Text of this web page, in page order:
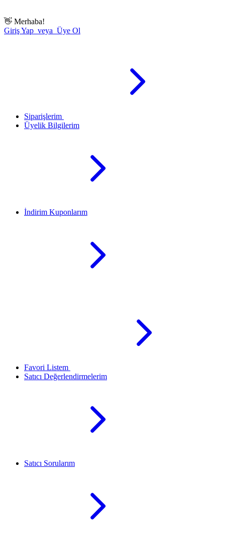
👋 Merhaba!
Giriş Yap veya Üye Ol
Siparişlerim
Üyelik Bilgilerim
İndirim Kuponlarım
Favori Listem
Satıcı Değerlendirmelerim
Satıcı Sorularım